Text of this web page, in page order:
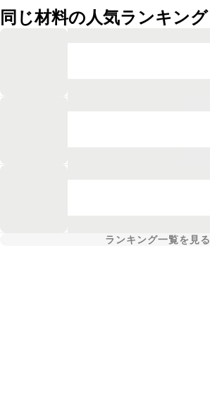
同じ材料の人気ランキング
ランキング一覧を見る